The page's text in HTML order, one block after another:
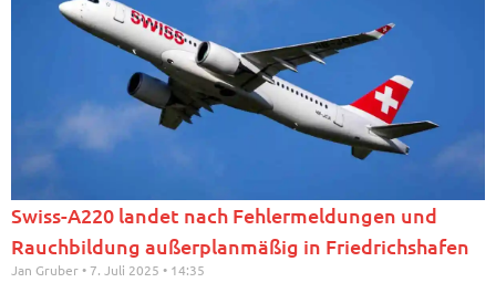
Swiss-A220 landet nach Fehlermeldungen und
Rauchbildung außerplanmäßig in Friedrichshafen
Jan Gruber 7. Juli 2025 14:35